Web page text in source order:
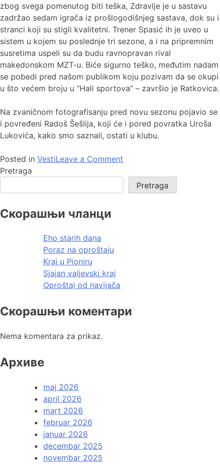
zbog svega pomenutog biti teška, Zdravlje je u sastavu
zadržao sedam igrača iz prošlogodišnjeg sastava, dok su i
stranci koji su stigli kvalitetni. Trener Spasić ih je uveo u
sistem u kojem su poslednje tri sezone, a i na pripremnim
susretima uspeli su da budu ravnopravan rival
makedonskom MZT-u. Biće sigurno teško, međutim nadam
se pobedi pred našom publikom koju pozivam da se okupi
u što većem broju u “Hali sportova” – završio je Ratkovica.
Na zvaničnom fotografisanju pred novu sezonu pojavio se
i povređeni Radoš Šešlija, koji će i pored povratka Uroša
Lukovića, kako smo saznali, ostati u klubu.
Posted in VestiLeave a Comment
Pretraga
Pretraga
Скорашњи чланци
Eho starih dana
Poraz na oproštaju
Kraj u Pioniru
Sjajan valjevski kraj
Oproštaj od navijača
Скорашњи коментари
Nema komentara za prikaz.
Архиве
maj 2026
april 2026
mart 2026
februar 2026
januar 2026
decembar 2025
novembar 2025